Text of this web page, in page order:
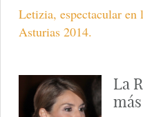
Letizia, espectacular
Asturias 2014.
La